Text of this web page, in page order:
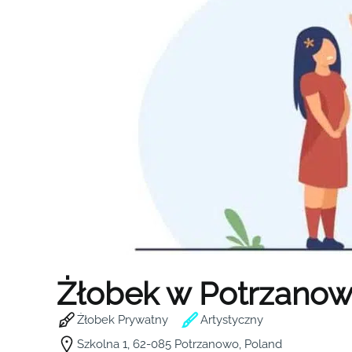
Żłobek w
Żłobek Prywatny
Artystyczny
Szkolna 1, 62-085 Potrzanowo, Poland